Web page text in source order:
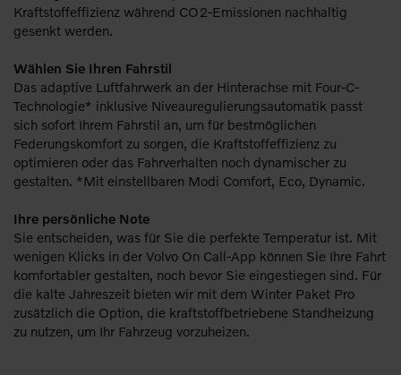
Kraftstoffeffizienz während CO2-Emissionen nachhaltig
gesenkt werden.
Wählen Sie Ihren Fahrstil
Das adaptive Luftfahrwerk an der Hinterachse mit Four-C-
Technologie* inklusive Niveauregulierungsautomatik passt
sich sofort Ihrem Fahrstil an, um für bestmöglichen
Federungskomfort zu sorgen, die Kraftstoffeffizienz zu
optimieren oder das Fahrverhalten noch dynamischer zu
gestalten. *Mit einstellbaren Modi Comfort, Eco, Dynamic.
Ihre persönliche Note
Sie entscheiden, was für Sie die perfekte Temperatur ist. Mit
wenigen Klicks in der Volvo On Call-App können Sie Ihre Fahrt
komfortabler gestalten, noch bevor Sie eingestiegen sind. Für
die kalte Jahreszeit bieten wir mit dem Winter Paket Pro
zusätzlich die Option, die kraftstoffbetriebene Standheizung
zu nutzen, um Ihr Fahrzeug vorzuheizen.